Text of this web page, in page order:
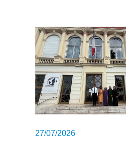
27/07/2026